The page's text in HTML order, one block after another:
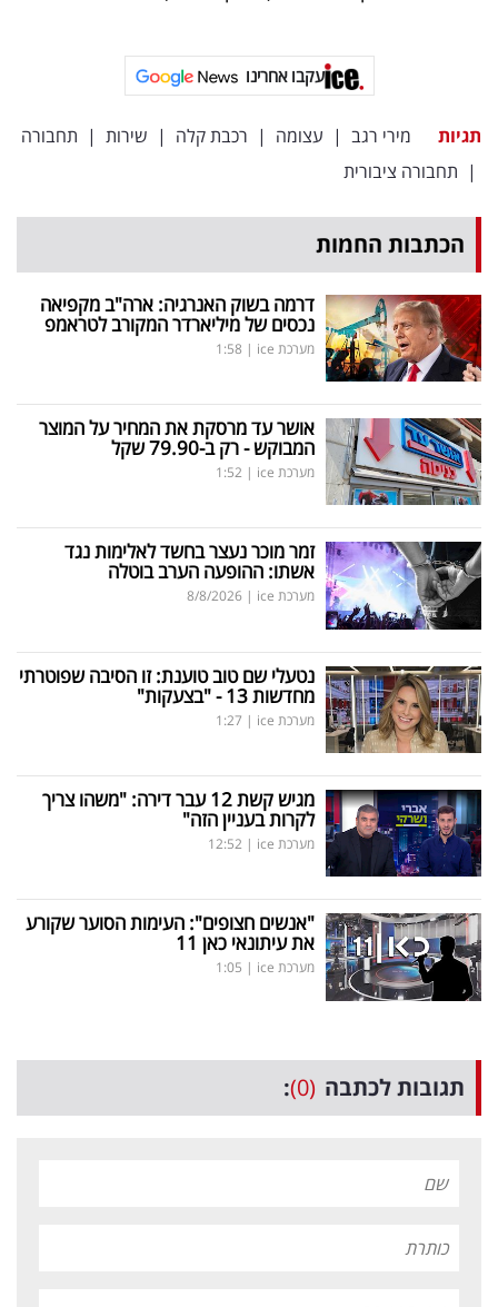
אחרינו:
עקבו אחרינו
תגיות מירי רגב | עצומה | רכבת קלה | שירות | תחבורה
| תחבורה ציבורית
הכתבות החמות
דרמה בשוק האנרגיה: ארה"ב מקפיאה
נכסים של מיליארדר המקורב לטראמפ
מערכת ice |
1:58
אושר עד מרסקת את המחיר על המוצר
המבוקש - רק ב-79.90 שקל
מערכת ice |
1:52
זמר מוכר נעצר בחשד לאלימות נגד
אשתו: ההופעה הערב בוטלה
מערכת ice |
8/8/2026
נטעלי שם טוב טוענת: זו הסיבה שפוטרתי
מחדשות 13 - "בצעקות"
מערכת ice |
1:27
מגיש קשת 12 עבר דירה: "משהו צריך
לקרות בעניין הזה"
מערכת ice |
12:52
"אנשים חצופים": העימות הסוער שקורע
את עיתונאי כאן 11
מערכת ice |
1:05
תגובות לכתבה (0)
: